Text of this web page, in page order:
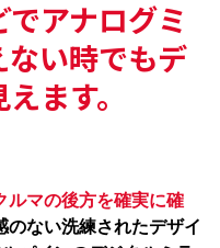
アナログミ
い時でもデ
ます。
ルマの後方を確実に確
のない洗練されたデザイ